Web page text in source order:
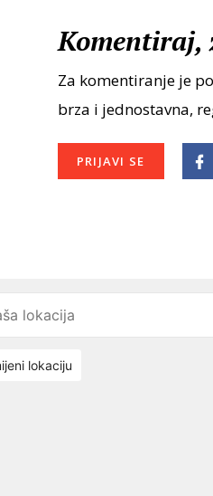
Komentiraj,
Za komentiranje je
brza i jednostavna,
PRIJAVI SE